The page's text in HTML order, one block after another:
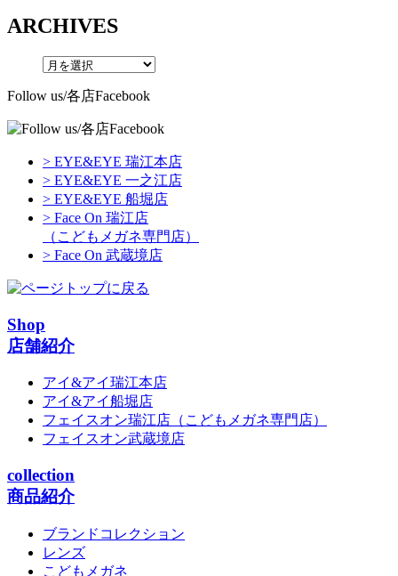
ARCHIVES
Follow us/各店Facebook
> EYE&EYE 瑞江本店
> EYE&EYE 一之江店
> EYE&EYE 船堀店
> Face On 瑞江店
（こどもメガネ専門店）
> Face On 武蔵境店
Shop
店舗紹介
アイ&アイ瑞江本店
アイ&アイ船堀店
フェイスオン瑞江店 （こどもメガネ専門店）
フェイスオン武蔵境店
collection
商品紹介
ブランドコレクション
レンズ
こどもメガネ